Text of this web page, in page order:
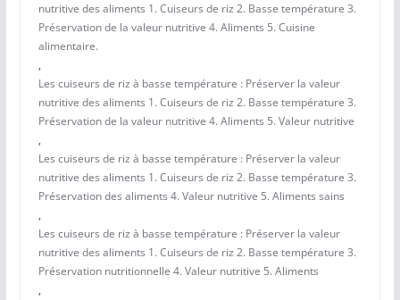
nutritive des aliments 1. Cuiseurs de riz 2. Basse température 3.
Préservation de la valeur nutritive 4. Aliments 5. Cuisine
alimentaire.
,
Les cuiseurs de riz à basse température : Préserver la valeur
nutritive des aliments 1. Cuiseurs de riz 2. Basse température 3.
Préservation de la valeur nutritive 4. Aliments 5. Valeur nutritive
,
Les cuiseurs de riz à basse température : Préserver la valeur
nutritive des aliments 1. Cuiseurs de riz 2. Basse température 3.
Préservation des aliments 4. Valeur nutritive 5. Aliments sains
,
Les cuiseurs de riz à basse température : Préserver la valeur
nutritive des aliments 1. Cuiseurs de riz 2. Basse température 3.
Préservation nutritionnelle 4. Valeur nutritive 5. Aliments
,